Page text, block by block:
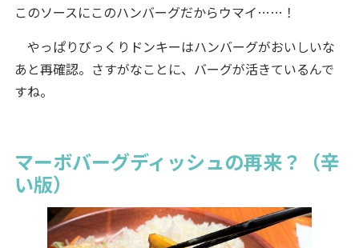
このソースにこのハンバーグだからウマイ……！
やっぱりびっくりドンキーはハンバーグがおいしいな
あと再確認。さすがなことに、バーグが活きているんで
すね。
マーボバーグディッシュの再来？（辛
い版）